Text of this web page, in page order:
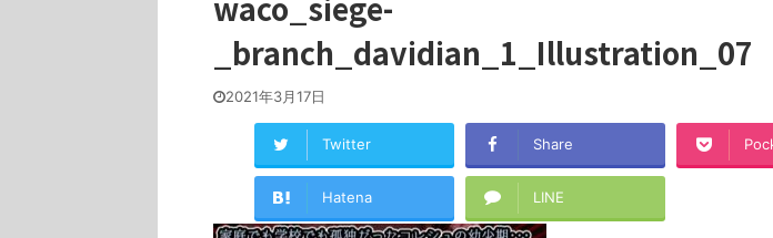
_branch_davidian_1_Illustration_07
2021年3月17日
Twitter Share
Hatena LINE